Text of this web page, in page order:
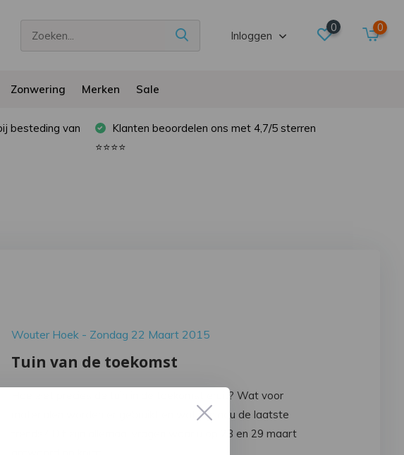
Inloggen
0 0
Zonwering Merken Sale
besteding van
Klanten beoordelen ons met 4,7/5 sterren
⭐⭐⭐⭐
Wouter Hoek - Zondag 22 Maart 2015
Tuin van de toekomst
Hoe ziet precies de tuin in de toekomst eruit? Wat voor
materialen worden er gebruikt en wat zijn nou de laatste
trends? Dit zijn allemaal vragen waar u op 28 en 29 maart